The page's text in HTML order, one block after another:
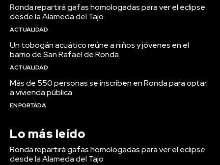
Ronda repartirá gafas homologadas para ver el eclipse
desde la Alameda del Tajo
ACTUALIDAD
Un tobogán acuático reúne a niños y jóvenes en el
barrio de San Rafael de Ronda
ACTUALIDAD
Más de 550 personas se inscriben en Ronda para optar
a vivienda pública
EN PORTADA
Lo más leído
Ronda repartirá gafas homologadas para ver el eclipse
desde la Alameda del Tajo